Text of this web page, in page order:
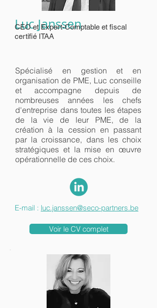
Spécialisé en gestion et en
organisation de PME, Luc conseille
et accompagne depuis de
nombreuses années les chefs
d'entreprise dans toutes les étapes
de la vie de leur PME, de la
création à la cession en passant
par la croissance, dans les choix
stratégiques et la mise en œuvre
opérationnelle de ces choix.
Luc Janssen
CEO et Expert-Comptable et fiscal
certifié ITAA
E-mail : luc.janssen@seco-partners.be
Voir le CV complet